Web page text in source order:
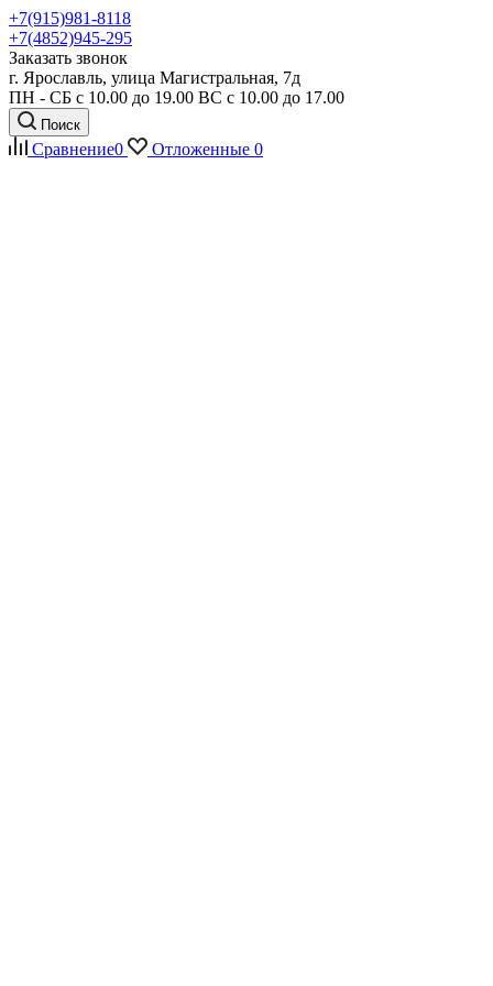
+7(915)981-8118
+7(4852)945-295
Заказать звонок
г. Ярославль, улица Магистральная, 7д
ПН - СБ с 10.00 до 19.00 ВС с 10.00 до 17.00
Поиск
Сравнение0 Отложенные 0